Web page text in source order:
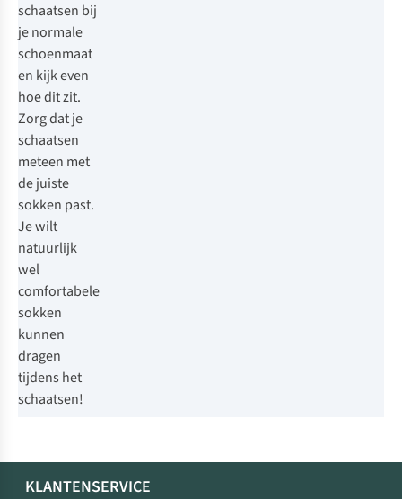
schaatsen bij
je normale
schoenmaat
en kijk even
hoe dit zit.
Zorg dat je
schaatsen
meteen met
de juiste
sokken past.
Je wilt
natuurlijk
wel
comfortabele
sokken
kunnen
dragen
tijdens het
schaatsen!
KLANTENSERVICE